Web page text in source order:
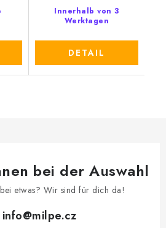
Innerhalb von 3
Werktagen
DETAIL
bei der Auswahl
etwas? Wir sind für dich da!
info@milpe.cz